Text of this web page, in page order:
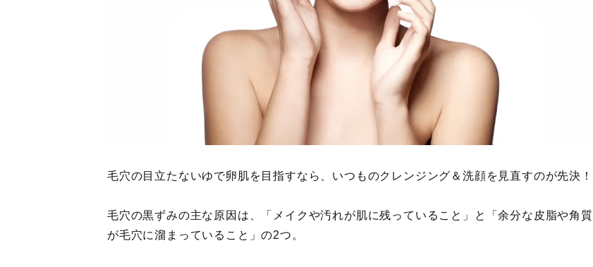
毛穴の目立たないゆで卵肌を目指すなら、いつものクレンジング＆洗顔を見直すのが先決！
毛穴の黒ずみの主な原因は、「メイクや汚れが肌に残っていること」と「余分な皮脂や角質
が毛穴に溜まっていること」の2つ。